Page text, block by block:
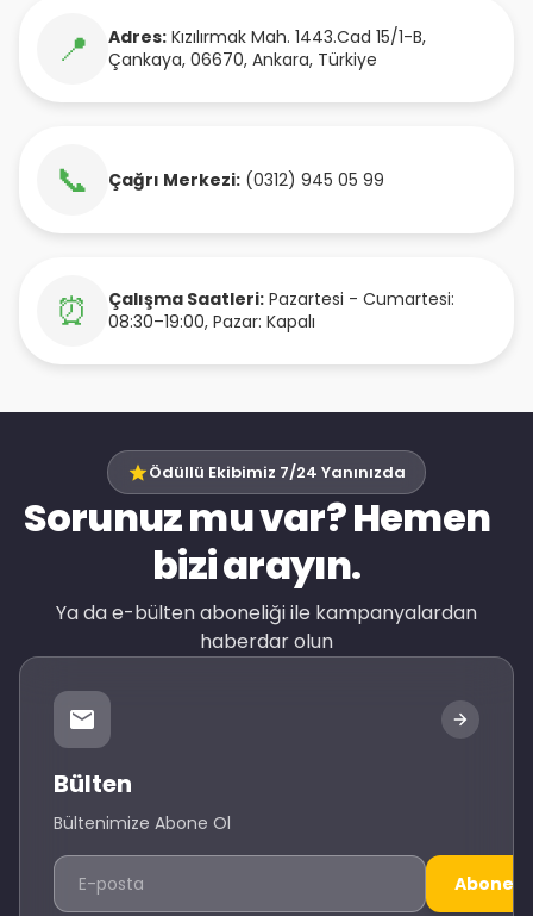
📍 Adres: Kızılırmak Mah. 1443.Cad 15/1-B,
Çankaya, 06670, Ankara, Türkiye
📞 Çağrı Merkezi: (0312) 945 05 99
⏰ Çalışma Saatleri: Pazartesi - Cumartesi:
08:30–19:00, Pazar: Kapalı
Ödüllü Ekibimiz 7/24 Yanınızda
Sorunuz mu var? Hemen
bizi arayın.
Ya da e-bülten aboneliği ile kampanyalardan
haberdar olun
Bülten
Bültenimize Abone Ol
Abone